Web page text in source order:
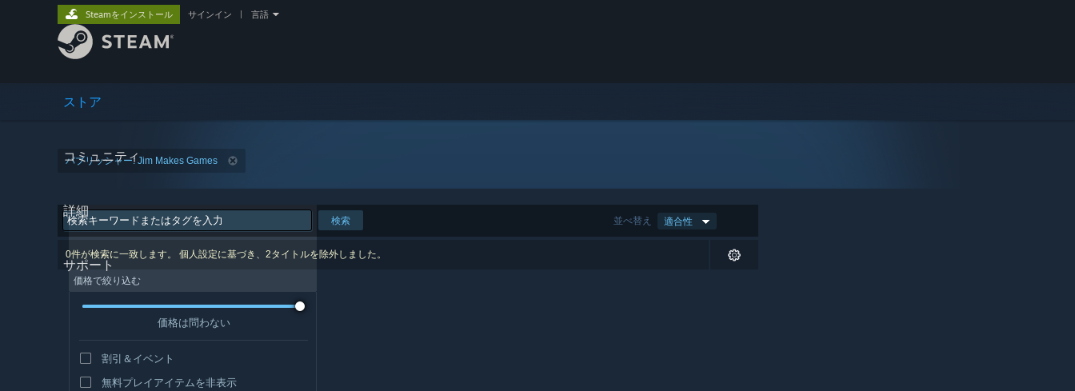
ストア
コミュニティ
詳細
サポート
Steamをインストール サインイン 言語
パブリッシャー: Jim Makes Games
並べ替え 適合性
検索
0件が検索に一致します。 個人設定に基づき、2タイトルを除外しました。
価格で絞り込む
価格は問わない
割引＆イベント
無料プレイアイテムを非表示